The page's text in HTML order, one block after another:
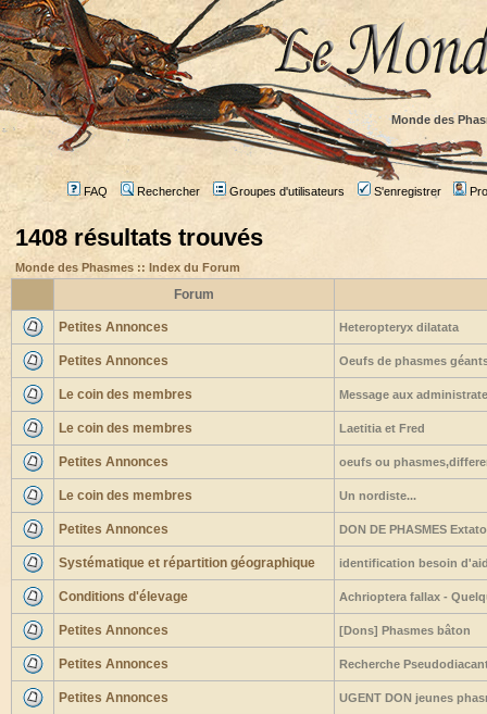
Monde des
FAQ Rechercher Groupes d'utilisateurs S'enregistrer
1408 résultats trouvés
Monde des Phasmes :: Index du Forum
Forum
Petites Annonces Heteropteryx dilatata
Petites Annonces Oeufs de phasmes
Le coin des membres Message aux
Le coin des membres Laetitia et Fred
Petites Annonces oeufs ou
Le coin des membres Un nordiste...
Petites Annonces DON DE PHASMES
Systématique et répartition géographique identification besoin
Conditions d'élevage Achrioptera fallax -
Petites Annonces [Dons] Phasmes bâton
Petites Annonces Recherche
Petites Annonces UGENT DON jeunes